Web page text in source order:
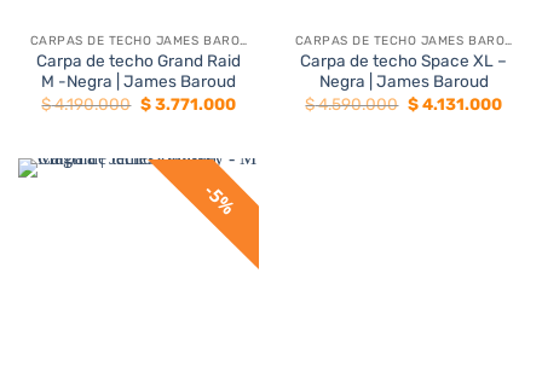
CARPAS DE TECHO JAMES BAROUD
Carpa de techo Grand Raid
M -Negra | James Baroud
$4.190.000 El
precio
$ 4.190.000.
$3.771.000El
$ 3.771.000.
CARPAS DE TECHO JAMES BAROUD
Carpa de techo Space XL –
Negra | James Baroud
$4.590.000 El
precio
$4.131.000El
5%